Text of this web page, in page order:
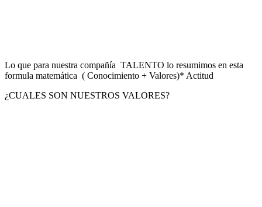
Lo que para nuestra compañía TALENTO lo resumimos en esta
formula matemática ( Conocimiento + Valores)* Actitud
¿CUALES SON NUESTROS VALORES?